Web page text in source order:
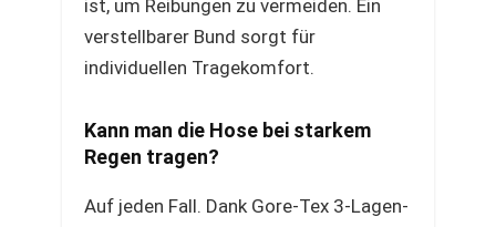
ist, um Reibungen zu vermeiden. Ein
verstellbarer Bund sorgt für
individuellen Tragekomfort.
Kann man die Hose bei starkem
Regen tragen?
Auf jeden Fall. Dank Gore-Tex 3-Lagen-